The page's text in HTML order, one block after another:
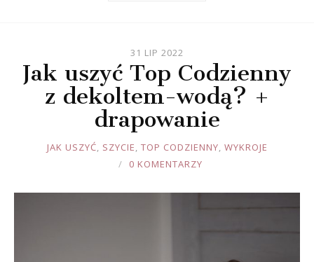
31 LIP 2022
Jak uszyć Top Codzienny
z dekoltem-wodą? +
drapowanie
JOULE
JAK USZYĆ, SZYCIE, TOP CODZIENNY, WYKROJE
0 KOMENTARZY